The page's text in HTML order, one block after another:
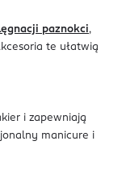
paznokci,
te ułatwią
i zapewniają
manicure i